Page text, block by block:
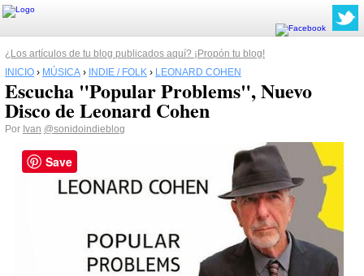
¿Los artículos de tu blog publicados aquí? ¡Propón tu blog!
INICIO › MÚSICA › INDIE / FOLK › LEONARD COHEN
Escucha "Popular Problems", Nuevo
Disco de Leonard Cohen
Por Ivan @sonidoindieblog
Save